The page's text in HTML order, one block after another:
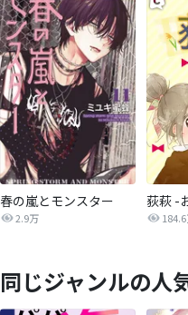
春の嵐とモンスター
2.9万
荻萩 -
同じジャンルの人